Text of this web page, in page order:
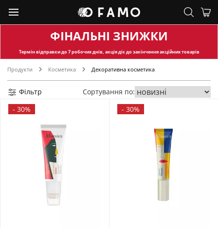
ФІНАЛЬНІ ЗНИЖКИ
Термін відправкидо 7 робочих днів, акція діє до закінчення акційних товарів
Продукти Косметика Декоративна косметика
Фільтр
Сортування по:
- 30% - 30%